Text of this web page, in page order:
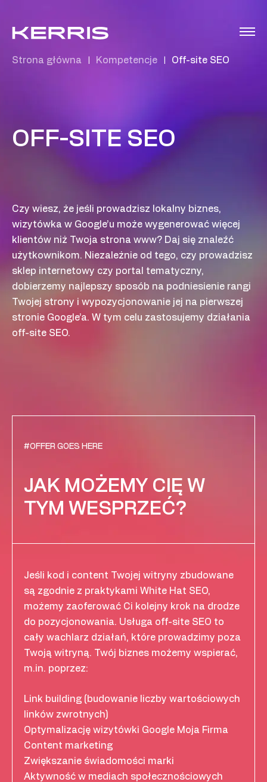
Strona główna Kompetencje Off-site SEO
OFF-SITE SEO
Czy wiesz, że jeśli prowadzisz lokalny biznes,
wizytówka w Google’u może wygenerować więcej
klientów niż Twoja strona www? Daj się znaleźć
użytkownikom. Niezależnie od tego, czy prowadzisz
sklep internetowy czy portal tematyczny,
dobierzemy najlepszy sposób na podniesienie rangi
Twojej strony i wypozycjonowanie jej na pierwszej
stronie Google’a. W tym celu zastosujemy działania
off-site SEO.
#OFFER GOES HERE
JAK MOŻEMY CIĘ W
TYM WESPRZEĆ?
Jeśli kod i content Twojej witryny zbudowane
są zgodnie z praktykami White Hat SEO,
możemy zaoferować Ci kolejny krok na drodze
do pozycjonowania. Usługa off-site SEO to
cały wachlarz działań, które prowadzimy poza
Twoją witryną. Twój biznes możemy wspierać,
m.in. poprzez:
Link building (budowanie liczby wartościowych
linków zwrotnych)
Optymalizację wizytówki Google Moja Firma
Content marketing
Zwiększanie świadomości marki
Aktywność w mediach społecznościowych